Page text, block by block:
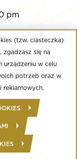
pm
last screening
(tzw. ciasteczka)
zgadzasz się na
urządzeniu w celu
potrzeb oraz w
reklamowych.